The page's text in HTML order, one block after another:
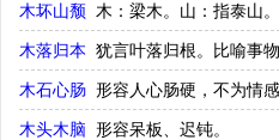
木坏山颓 木：梁木。山：指泰山
木落归本 犹言叶落归根。比喻事
木石心肠 形容人心肠硬，不为情感
木头木脑 形容呆板、迟钝。